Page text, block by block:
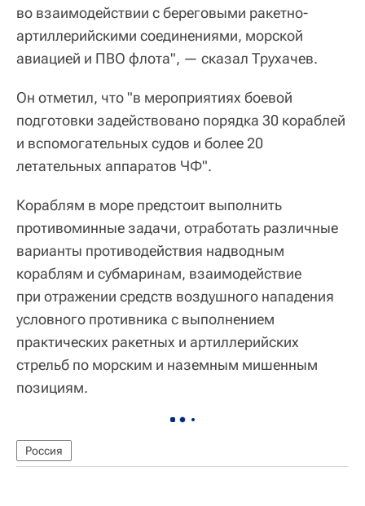
во взаимодействии с береговыми ракетно-
артиллерийскими соединениями, морской
авиацией и ПВО флота", — сказал Трухачев.
Он отметил, что "в мероприятиях боевой
подготовки задействовано порядка 30 кораблей
и вспомогательных судов и более 20
летательных аппаратов ЧФ".
Кораблям в море предстоит выполнить
противоминные задачи, отработать различные
варианты противодействия надводным
кораблям и субмаринам, взаимодействие
при отражении средств воздушного нападения
условного противника с выполнением
практических ракетных и артиллерийских
стрельб по морским и наземным мишенным
позициям.
Россия